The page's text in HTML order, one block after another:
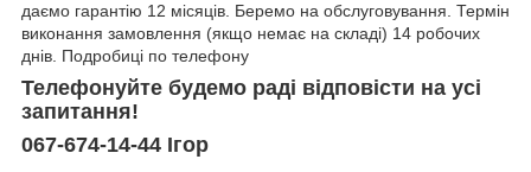
даємо гарантію 12 місяців. Беремо на обслуговування. Термін
виконання замовлення (якщо немає на складі) 14 робочих
днів. Подробиці по телефону
Телефонуйте будемо раді відповісти на усі
запитання!
067-674-14-44 Ігор